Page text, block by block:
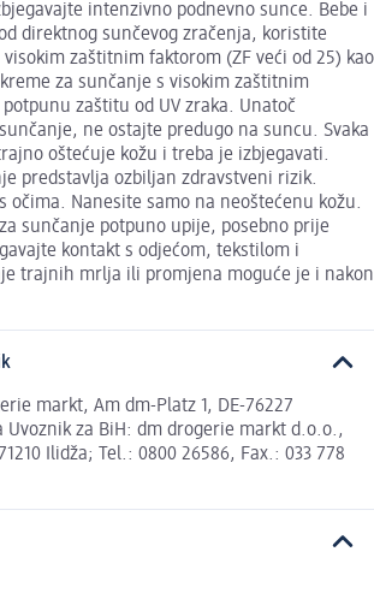
intenzivno podnevno sunce. Bebe i
direktnog sunčevog zračenja, koristite
zaštitnim faktorom (ZF veći od 25) kao
za sunčanje s visokim zaštitnim
zaštitu od UV zraka. Unatoč
ne ostajte predugo na suncu. Svaka
oštećuje kožu i treba je izbjegavati.
predstavlja ozbiljan zdravstveni rizik.
očima. Nanesite samo na neoštećenu kožu.
sunčanje potpuno upije, posebno prije
kontakt s odjećom, tekstilom i
trajnih mrlja ili promjena moguće je i nakon
markt, Am dm-Platz 1, DE-76227
Uvoznik za BiH: dm drogerie markt d.o.o.,
Ilidža; Tel.: 0800 26586, Fax.: 033 778